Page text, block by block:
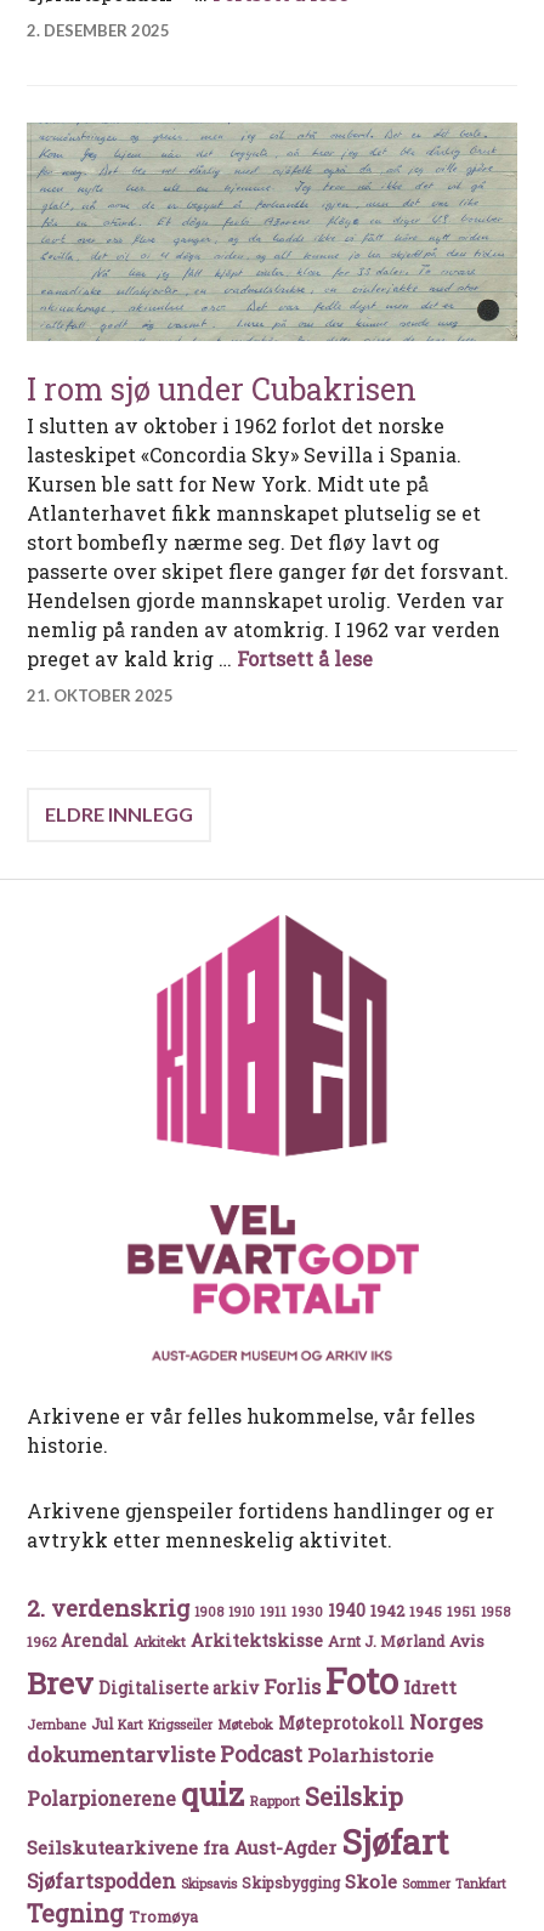
2. DESEMBER 2025
I rom sjø under Cubakrisen
I slutten av oktober i 1962 forlot det norske
lasteskipet «Concordia Sky» Sevilla i Spania.
Kursen ble satt for New York. Midt ute på
Atlanterhavet fikk mannskapet plutselig se et
stort bombefly nærme seg. Det fløy lavt og
passerte over skipet flere ganger før det forsvant.
Hendelsen gjorde mannskapet urolig. Verden var
nemlig på randen av atomkrig. I 1962 var verden
preget av kald krig … Fortsett å leseI rom sjø under
21. OKTOBER 2025
Innleggnavigasjon
ELDRE INNLEGG
Arkivene er vår felles hukommelse, vår felles
historie.
Arkivene gjenspeiler fortidens handlinger og er
avtrykk etter menneskelig aktivitet.
2. verdenskrig 1908 1910 1911 1930 1940 1942 1945 1951 1958
1962 Arendal Arkitekt Arkitektskisse Arnt J. Mørland Avis
Brev Digitaliserte arkiv Forlis Foto Idrett
Jernbane Jul Kart Krigsseiler Møtebok Møteprotokoll Norges
dokumentarvlistePodcast Polarhistorie
Polarpionerene quiz Rapport Seilskip
Seilskutearkivene fra Aust-Agder Sjøfart
Sjøfartspodden Skipsavis Skipsbygging Skole Sommer Tankfart
Tegning Tromøya